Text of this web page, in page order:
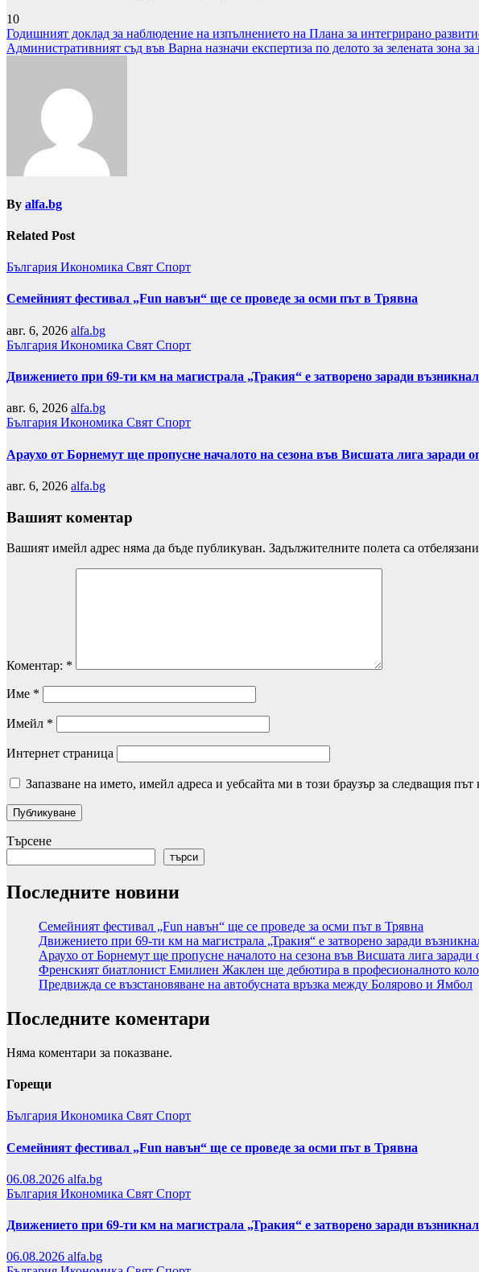
10
Навигация
Годишният доклад за наблюдение на изпълнението на Плана за интегрирано
Административният съд във Варна назначи експертиза по делото за зелената зона за
By alfa.bg
Related Post
България Икономика Свят Спорт
Семейният фестивал „Fun навън“ ще се проведе за осми път в Трявна
авг. 6, 2026 alfa.bg
България Икономика Свят Спорт
Движението при 69-ти км на магистрала „Тракия“ е затворено заради
авг. 6, 2026 alfa.bg
България Икономика Свят Спорт
Араухо от Борнемут ще пропусне началото на сезона във Висшата лига заради
авг. 6, 2026 alfa.bg
Вашият коментар
Вашият имейл адрес няма да бъде публикуван. Задължителните полета са
Коментар: *
Име *
Имейл *
Интернет страница
Запазване на името, имейл адреса и уебсайта ми в този браузър за следващия път
Търсене
търси
Последните новини
Семейният фестивал „Fun навън“ ще се проведе за осми път в Трявна
Движението при 69-ти км на магистрала „Тракия“ е затворено заради
Араухо от Борнемут ще пропусне началото на сезона във Висшата лига заради
Френският биатлонист Емилиен Жаклен ще дебютира в професионалното
Предвижда се възстановяване на автобусната връзка между Болярово и Ямбол
Последните коментари
Няма коментари за показване.
Горещи
България Икономика Свят Спорт
Семейният фестивал „Fun навън“ ще се проведе за осми път в Трявна
06.08.2026 alfa.bg
България Икономика Свят Спорт
Движението при 69-ти км на магистрала „Тракия“ е затворено заради
06.08.2026 alfa.bg